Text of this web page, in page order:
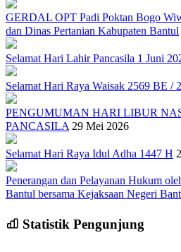
GERDAL OPT Padi Poktan Bogo
dan Dinas Pertanian Kabupaten Bantul
Selamat Hari Lahir Pancasila 1 Juni
Selamat Hari Raya Waisak 2569 BE /
PENGUMUMAN HARI LIBUR
PANCASILA 29 Mei 2026
Selamat Hari Raya Idul Adha 1447 H
Penerangan dan Pelayanan Hukum
Bantul bersama Kejaksaan Negeri
Statistik Pengunjung